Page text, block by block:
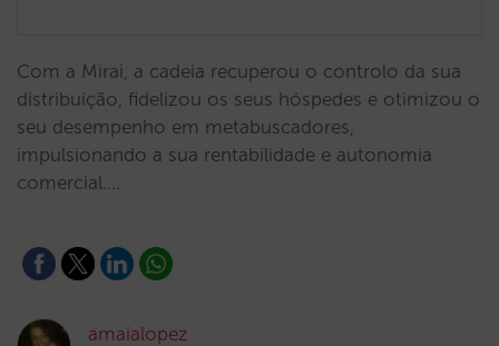
Com a Mirai, a cadeia recuperou o controlo da sua
distribuição, fidelizou os seus hóspedes e otimizou o
seu desempenho em metabuscadores,
impulsionando a sua rentabilidade e autonomia
comercial.…
amaialopez